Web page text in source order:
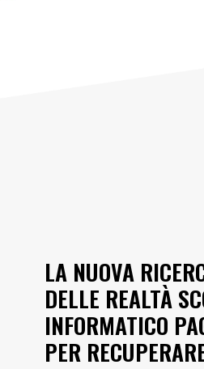
LA NUOVA
DELLE REALTÀ
INFORMATICO
PER